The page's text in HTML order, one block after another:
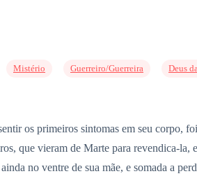
Mistério Guerreiro/Guerreira Deus
os primeiros sintomas em seu corpo,
que vieram de Marte para revendica-la,
no ventre de sua mãe, e somada a